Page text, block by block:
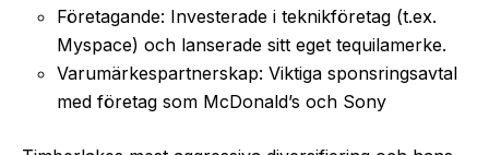
Företagande: Investerade i teknikföretag (t.ex.
Myspace) och lanserade sitt eget tequilamerke.
Varumärkespartnerskap: Viktiga sponsringsavtal
med företag som McDonald’s och Sony